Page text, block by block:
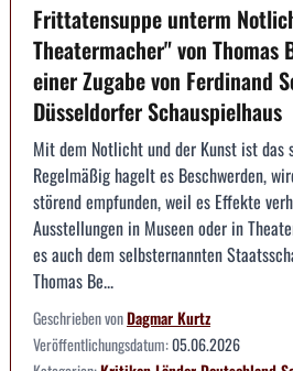
Frittatensuppe unterm
Theatermacher" von
einer Zugabe von Ferdinand
Düsseldorfer Schauspielhaus
Mit dem Notlicht und der Kunst ist das
Regelmäßig hagelt es Beschwerden,
störend empfunden, weil es Effekte
Ausstellungen in Museen oder in
es auch dem selbsternannten
Thomas Be...
Geschrieben vonDagmar Kurtz
Veröffentlichungsdatum:05.06.2026